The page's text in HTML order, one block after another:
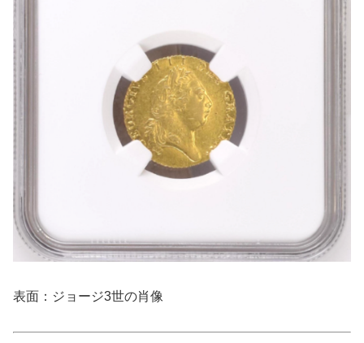
表面：ジョージ3世の肖像